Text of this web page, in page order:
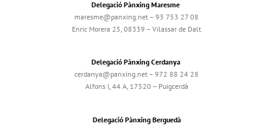
Delegació Pànxing Maresme
maresme@panxing.net – 93 753 27 08
Enric Morera 25, 08339 – Vilassar de Dalt
Delegació Pànxing Cerdanya
cerdanya@panxing.net – 972 88 24 28
Alfons I, 44 A, 17520 – Puigcerdà
Delegació Pànxing Berguedà